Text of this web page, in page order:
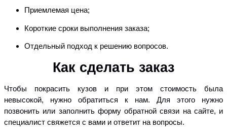
Приемлемая цена;
Короткие сроки выполнения заказа;
Отдельный подход к решению вопросов.
Как сделать заказ
Чтобы покрасить кузов и при этом стоимость была
невысокой, нужно обратиться к нам. Для этого нужно
позвонить или заполнить форму обратной связи на сайте, и
специалист свяжется с вами и ответит на вопросы.